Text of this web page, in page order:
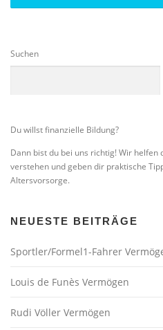
Suchen
Du willst finanzielle Bildung?
Dann bist du bei uns richtig! Wir helfen
verstehen und geben dir praktische
Altersvorsorge.
NEUESTE BEITRÄGE
Sportler/Formel1-Fahrer
Louis de Funès Vermögen
Rudi Völler Vermögen